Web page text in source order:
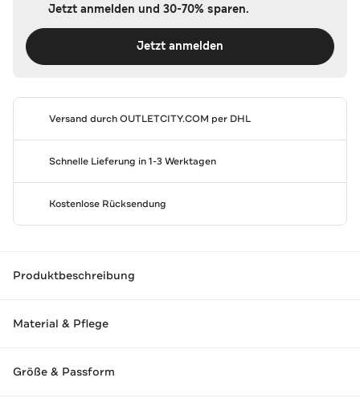
Jetzt anmelden und 30-70% sparen.
Jetzt anmelden
Versand durchOUTLETCITY.COM per DHL
Schnelle Lieferung in 1-3 Werktagen
Kostenlose Rücksendung
Produktbeschreibung
Material & Pflege
Größe & Passform